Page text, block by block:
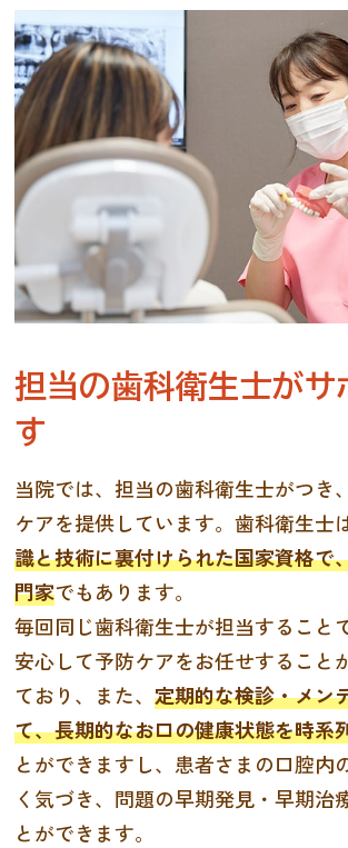
担当の歯科衛生士がサ
す
当院では、担当の歯科衛生士がつき
ケアを提供しています。歯科衛生士は
識と技術に裏付けられた国家資格で
門家でもあります。
毎回同じ歯科衛生士が担当すること
安心して予防ケアをお任せすること
ており、また、 定期的な検診・メン
て、長期的なお口の健康状態を時系
とができますし、患者さまの口腔内
く気づき、問題の早期発見・早期治
とができます。